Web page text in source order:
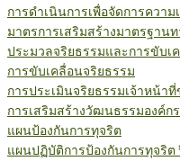
การดำเนินการเพื่อจัดการควา
มาตรการเสริมสร้างมาตรฐาน
ประมวลจริยธรรมและการขับเ
การขับเคลื่อนจริยธรรม
การประเมินจริยธรรมเจ้าหน้าที่
การเสริมสร้างวัฒนธรรมองค์กร
แผนป้องกันการทุจริต
แผนปฏิบัติการป้องกันการทุจริต